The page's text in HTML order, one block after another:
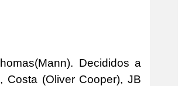
Decididos a
(Oliver Cooper), JB